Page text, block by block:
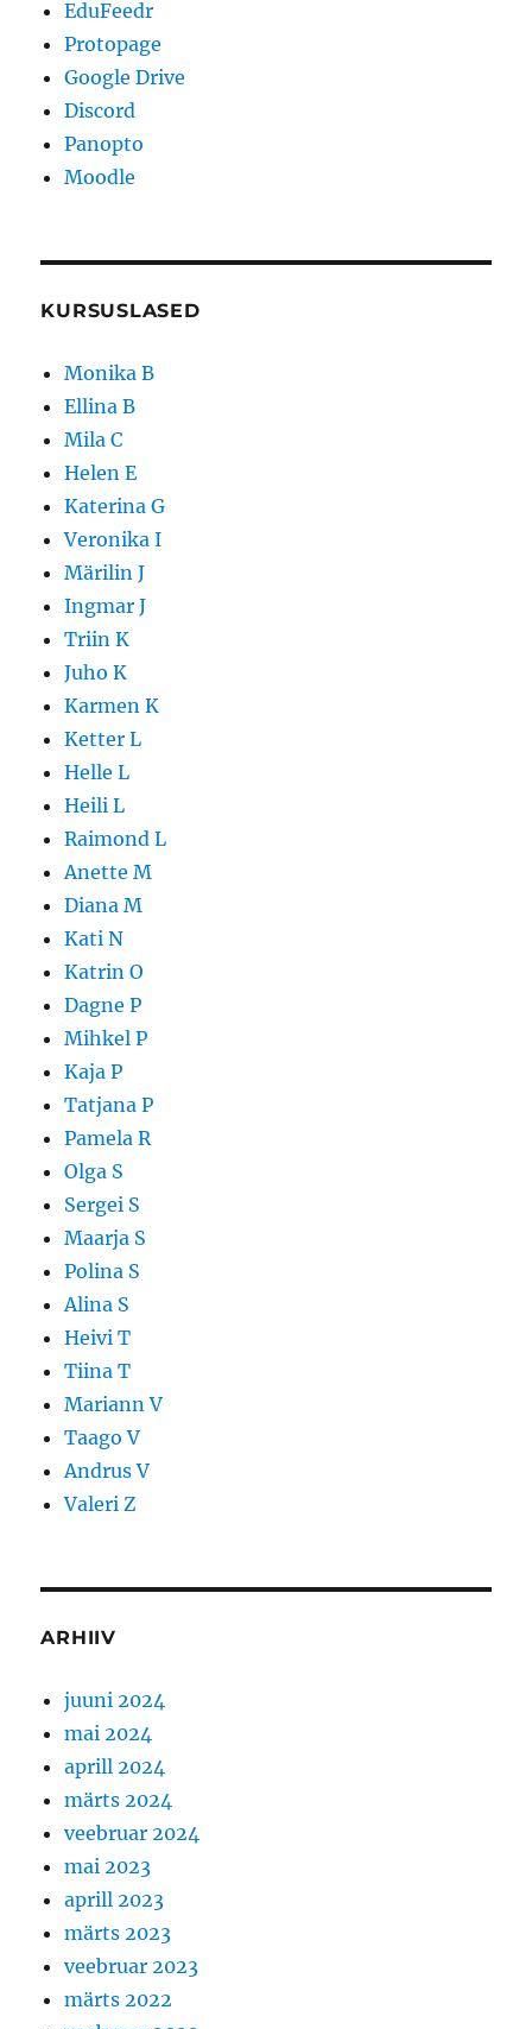
EduFeedr
Protopage
Google Drive
Discord
Panopto
Moodle
KURSUSLASED
Monika B
Ellina B
Mila C
Helen E
Katerina G
Veronika I
Märilin J
Ingmar J
Triin K
Juho K
Karmen K
Ketter L
Helle L
Heili L
Raimond L
Anette M
Diana M
Kati N
Katrin O
Dagne P
Mihkel P
Kaja P
Tatjana P
Pamela R
Olga S
Sergei S
Maarja S
Polina S
Alina S
Heivi T
Tiina T
Mariann V
Taago V
Andrus V
Valeri Z
ARHIIV
juuni 2024
mai 2024
aprill 2024
märts 2024
veebruar 2024
mai 2023
aprill 2023
märts 2023
veebruar 2023
märts 2022